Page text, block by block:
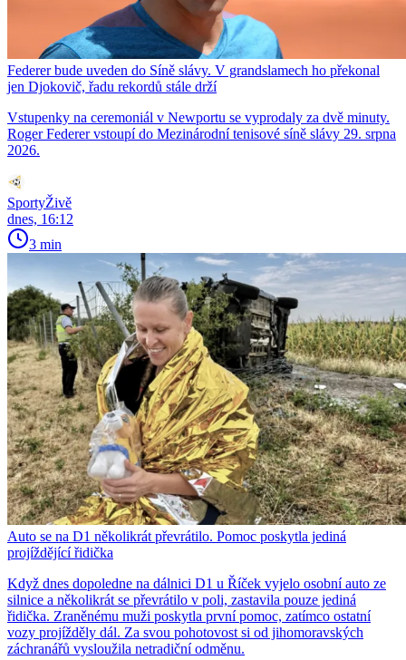
Federer bude uveden do Síně slávy. V grandslamech ho překonal
jen Djokovič, řadu rekordů stále drží
Vstupenky na ceremoniál v Newportu se vyprodaly za dvě minuty.
Roger Federer vstoupí do Mezinárodní tenisové síně slávy 29. srpna
2026.
SportyŽivě
dnes, 16:12
3 min
Auto se na D1 několikrát převrátilo. Pomoc poskytla jediná
projíždějící řidička
Když dnes dopoledne na dálnici D1 u Říček vyjelo osobní auto ze
silnice a několikrát se převrátilo v poli, zastavila pouze jediná
řidička. Zraněnému muži poskytla první pomoc, zatímco ostatní
vozy projížděly dál. Za svou pohotovost si od jihomoravských
záchranářů vysloužila netradiční odměnu.